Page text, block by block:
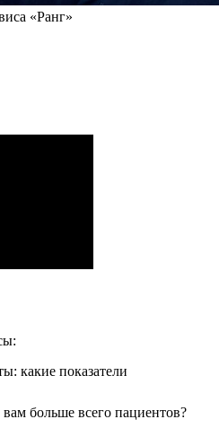
«Ранг»
какие показатели
больше всего пациентов?